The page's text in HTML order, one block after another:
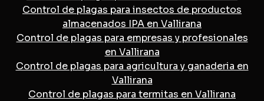
Control de plagas para insectos de productos
almacenados IPA en Vallirana
Control de plagas para empresas y profesionales
en Vallirana
Control de plagas para agricultura y ganaderia en
Vallirana
Control de plagas para termitas en Vallirana